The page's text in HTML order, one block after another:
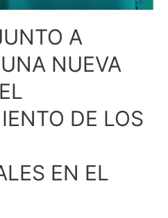
A
NUEVA
DE LOS
EN EL